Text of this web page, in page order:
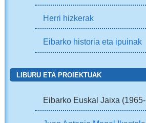
Herri hizkerak
Eibarko historia eta ipuinak
LIBURU ETA PROIEKTUAK
Eibarko Euskal Jaixa